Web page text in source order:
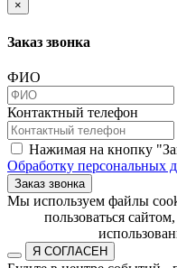
×
Заказ звонка
ФИО
Контактный телефон
Нажимая на кнопку
Обработку персональных
Заказ звонка
​​​​​​​Мы используем файлы
пользоваться
Я СОГЛАСЕН